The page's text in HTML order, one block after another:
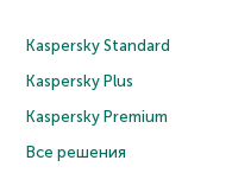
Kaspersky Standard
Kaspersky Plus
Kaspersky Premium
Все решения